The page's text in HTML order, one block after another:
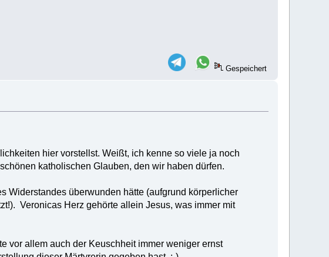
Gespeichert
hier vorstellst. Weißt, ich kenne so viele ja noch
katholischen Glauben, den wir haben dürfen.
Widerstandes überwunden hätte (aufgrund körperlicher
Veronicas Herz gehörte allein Jesus, was immer mit
vor allem auch der Keuschheit immer weniger ernst